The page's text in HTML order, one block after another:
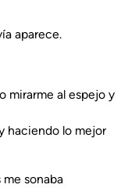
aparece.
mirarme al espejo y
haciendo lo mejor
sonaba